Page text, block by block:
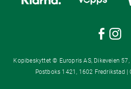
Kopibeskyttet © Europris AS, Dikeveien
Postboks 1421, 1602 Fredrikstad |